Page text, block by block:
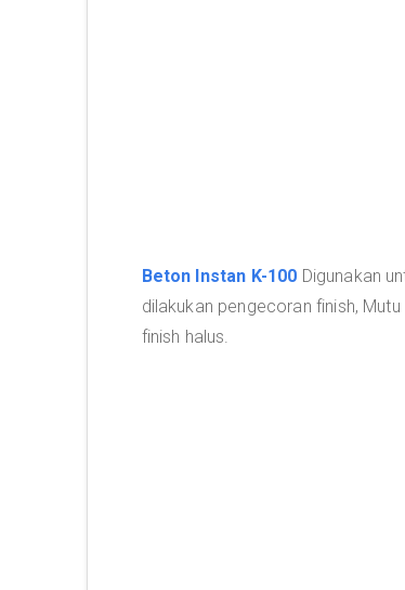
Beton Instan K-100 Digunakan
dilakukan pengecoran finish,
finish halus.